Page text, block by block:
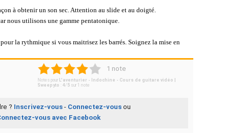
à obtenir un son sec. Attention au slide et au doigté.
nous utilisons une gamme pentatonique.
la rythmique si vous maitrisez les barrés. Soignez la mise en
1 2 3 4 1 note
Notes pour
L'aventurier - Indochine - Cours de guitare vidéo |
Sweepyto
4/ 5 sur note
? Inscrivez-vous - Connectez-vous ou
vous avec Facebook